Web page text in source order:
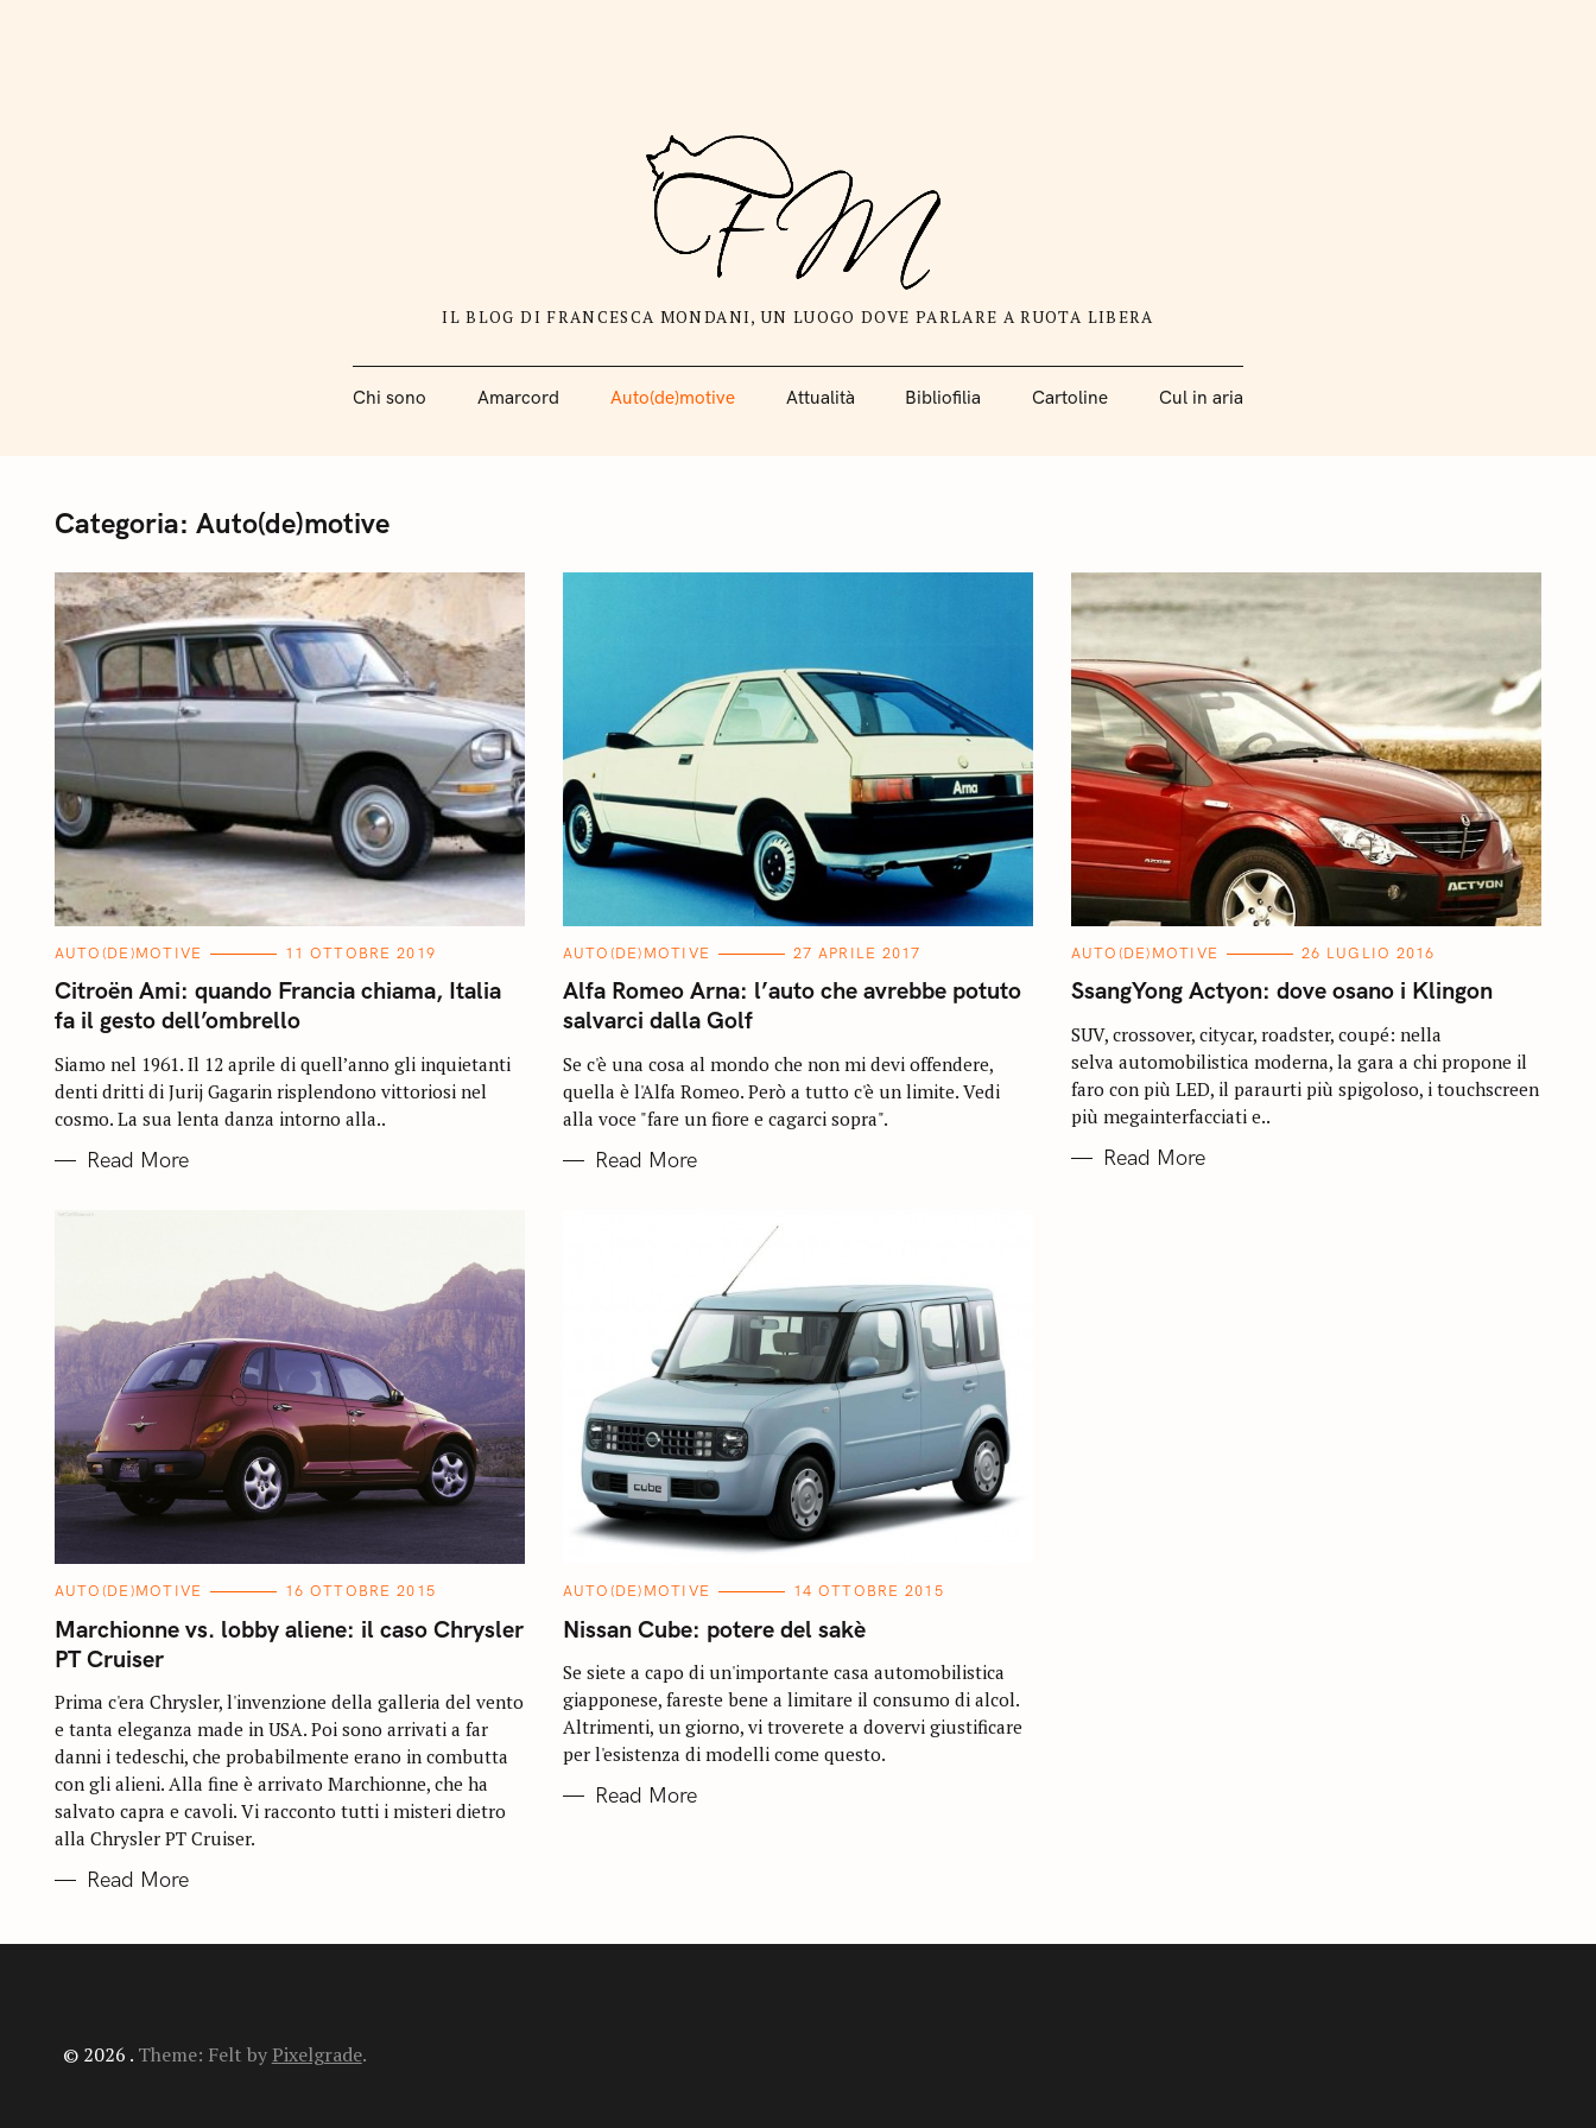
IL BLOG DI FRANCESCA MONDANI, UN LUOGO DOVE PARLARE A RUOTA LIBERA
Chi sono Amarcord Auto(de)motive Attualità Bibliofilia Cartoline Cul in aria
Categoria: Auto(de)motive
C
T
E
G
O
I
E
S
AUTO(DE)MOTIVE 11 OTTOBRE 2019
Citroën Ami: quando Francia chiama, Italia
fa il gesto dell’ombrello
Siamo nel 1961. Il 12 aprile di quell’anno gli inquietanti
denti dritti di Jurij Gagarin risplendono vittoriosi nel
cosmo. La sua lenta danza intorno alla..
Read More
C
T
E
G
O
I
E
S
AUTO(DE)MOTIVE 27 APRILE 2017
Alfa Romeo Arna: l’auto che avrebbe potuto
salvarci dalla Golf
Se c'è una cosa al mondo che non mi devi offendere,
quella è l'Alfa Romeo. Però a tutto c'è un limite. Vedi
alla voce "fare un fiore e cagarci sopra".
Read More
C
T
E
O
R
I
S
AUTO(DE)MOTIVE 26 LUGLIO 2016
SsangYong Actyon: dove osano i Klingon
SUV, crossover, citycar, roadster, coupé: nella
selva automobilistica moderna, la gara a chi propone il
faro con più LED, il paraurti più spigoloso, i touchscreen
più megainterfacciati e..
Read More
C
T
E
G
O
I
E
S
AUTO(DE)MOTIVE 16 OTTOBRE 2015
Marchionne vs. lobby aliene: il caso Chrysler
PT Cruiser
Prima c'era Chrysler, l'invenzione della galleria del vento
e tanta eleganza made in USA. Poi sono arrivati a far
danni i tedeschi, che probabilmente erano in combutta
con gli alieni. Alla fine è arrivato Marchionne, che ha
salvato capra e cavoli. Vi racconto tutti i misteri dietro
alla Chrysler PT Cruiser.
Read More
C
T
E
O
R
I
E
S
AUTO(DE)MOTIVE 14 OTTOBRE 2015
Nissan Cube: potere del sakè
Se siete a capo di un'importante casa automobilistica
giapponese, fareste bene a limitare il consumo di alcol.
Altrimenti, un giorno, vi troverete a dovervi giustificare
per l'esistenza di modelli come questo.
Read More
© 2026 . Theme: Felt by Pixelgrade.